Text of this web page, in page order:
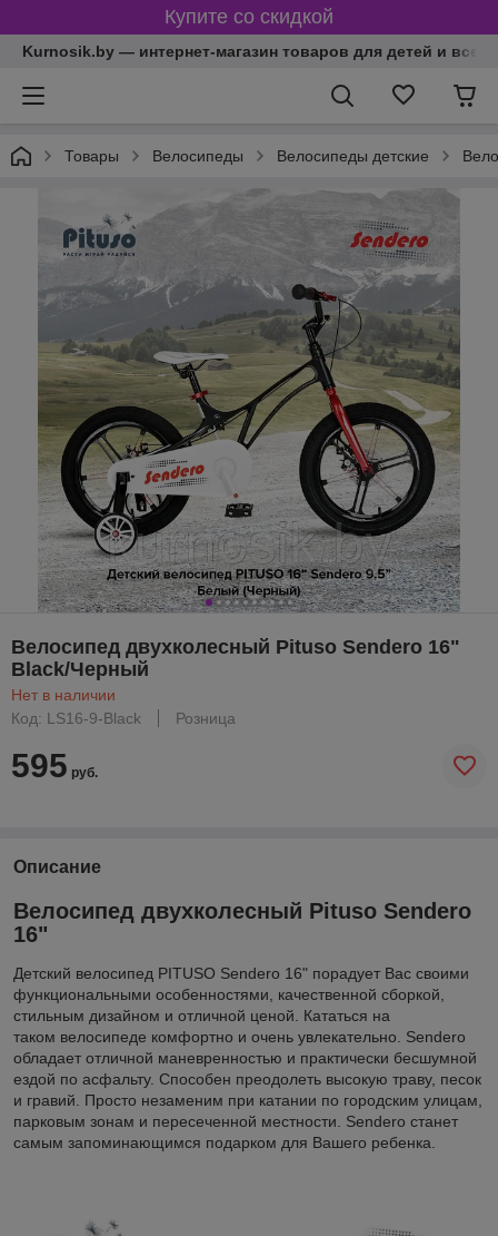
Купите со скидкой
Kurnosik.by — интернет-магазин товаров для детей и всей
Товары Велосипеды Велосипеды детские
Велосипед двухколесный Pituso Sendero 16"
Black/Черный
Нет в наличии
Код: LS16-9-Black
Розница
595 руб.
Описание
Велосипед двухколесный Pituso Sendero
16"
Детский велосипед PITUSO Sendero 16" порадует Вас своими
функциональными особенностями, качественной сборкой,
стильным дизайном и отличной ценой. Кататься на
таком велосипеде комфортно и очень увлекательно. Sendero
обладает отличной маневренностью и практически бесшумной
ездой по асфальту. Способен преодолеть высокую траву, песок
и гравий. Просто незаменим при катании по городским улицам,
парковым зонам и пересеченной местности. Sendero станет
самым запоминающимся подарком для Вашего ребенка.